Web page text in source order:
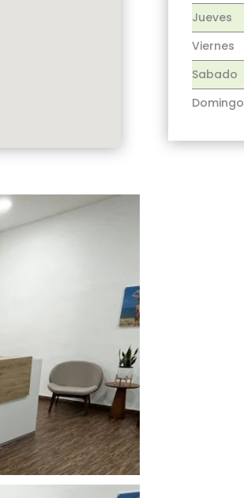
Jueves
Viernes
Sabado
Domingo